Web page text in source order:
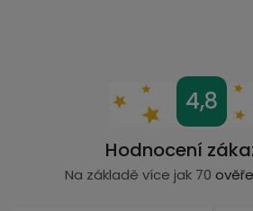
4,8
Hodnocení
Na základě více jak 70